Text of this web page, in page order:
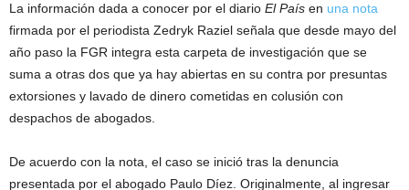
La información dada a conocer por el diario El País en una nota
firmada por el periodista Zedryk Raziel señala que desde mayo del
año paso la FGR integra esta carpeta de investigación que se
suma a otras dos que ya hay abiertas en su contra por presuntas
extorsiones y lavado de dinero cometidas en colusión con
despachos de abogados.
De acuerdo con la nota, el caso se inició tras la denuncia
presentada por el abogado Paulo Díez. Originalmente, al ingresar